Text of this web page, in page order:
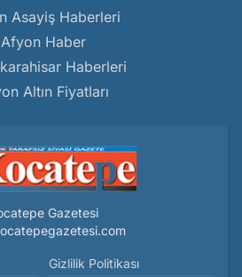
Asayiş Haberleri
Afyon Haber
Haberleri
Altın Fiyatları
Gazetesi
Gizlilik Politikası